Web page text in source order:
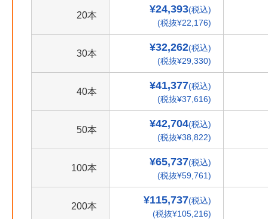
20本
¥24,393(税込)
(税抜¥22,176)
30本
¥32,262(税込)
(税抜¥29,330)
40本
¥41,377(税込)
(税抜¥37,616)
50本
¥42,704(税込)
(税抜¥38,822)
100本
¥65,737(税込)
(税抜¥59,761)
200本
¥115,737(税込)
(税抜¥105,216)